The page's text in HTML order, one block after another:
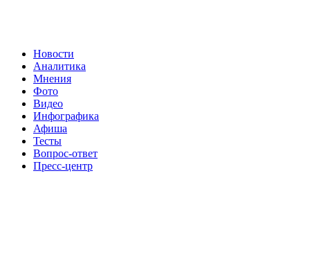
Новости
Аналитика
Мнения
Фото
Видео
Инфографика
Афиша
Тесты
Вопрос-ответ
Пресс-центр